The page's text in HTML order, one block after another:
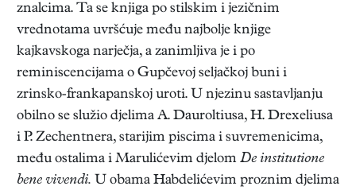
znalcima. Ta se knjiga po stilskim i jezičnim
vrednotama uvršćuje među najbolje knjige
kajkavskoga narječja, a zanimljiva je i po
reminiscencijama o Gupčevoj seljačkoj buni i
zrinsko-frankapanskoj uroti. U njezinu sastavljanju
obilno se služio djelima A. Dauroltiusa, H. Drexeliusa
i P. Zechentnera, starijim piscima i suvremenicima,
među ostalima i Marulićevim djelom De institutione
bene vivendi. U obama Habdelićevim proznim djelima